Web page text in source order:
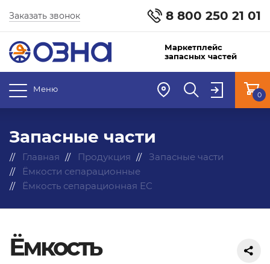
8 800 250 21 01
Заказать звонок
Маркетплейс
запасных частей
Меню
0
Запасные части
Главная Продукция
Запасные части
Ёмкости сепарационные
Ёмкость сепарационная ЕС
Ёмкость